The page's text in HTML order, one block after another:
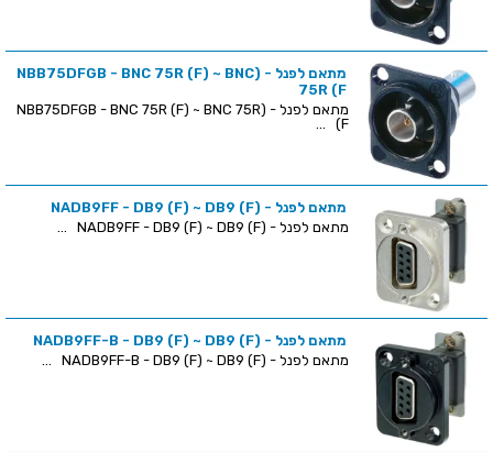
מתאם לפנל - (NBB75DFGB - BNC 75R (F) ~ BNC
75R (F
מתאם לפנל - (NBB75DFGB - BNC 75R (F) ~ BNC 75R
(F ...
מתאם לפנל - (NADB9FF - DB9 (F) ~ DB9 (F
מתאם לפנל - (NADB9FF - DB9 (F) ~ DB9 (F ...
מתאם לפנל - (NADB9FF-B - DB9 (F) ~ DB9 (F
מתאם לפנל - (NADB9FF-B - DB9 (F) ~ DB9 (F ...